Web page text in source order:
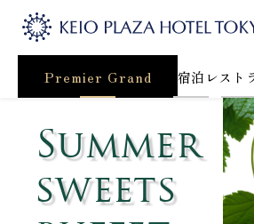
Premier Grand 宿泊 レスト
Summer
sweets